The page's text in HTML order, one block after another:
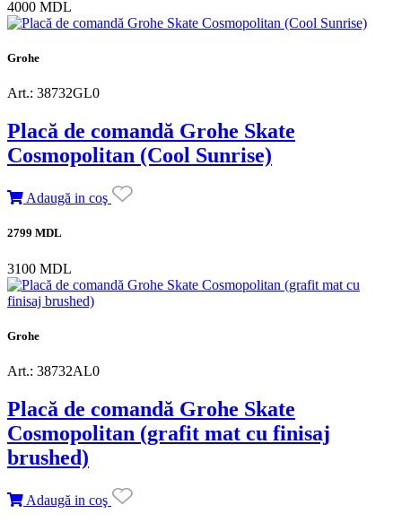
4000 MDL
Grohe
Art.: 38732GL0
Placă de comandă Grohe Skate
Cosmopolitan (Cool Sunrise)
Adaugă in coş
2799 MDL
3100 MDL
Grohe
Art.: 38732AL0
Placă de comandă Grohe Skate
Cosmopolitan (grafit mat cu finisaj
brushed)
Adaugă in coş